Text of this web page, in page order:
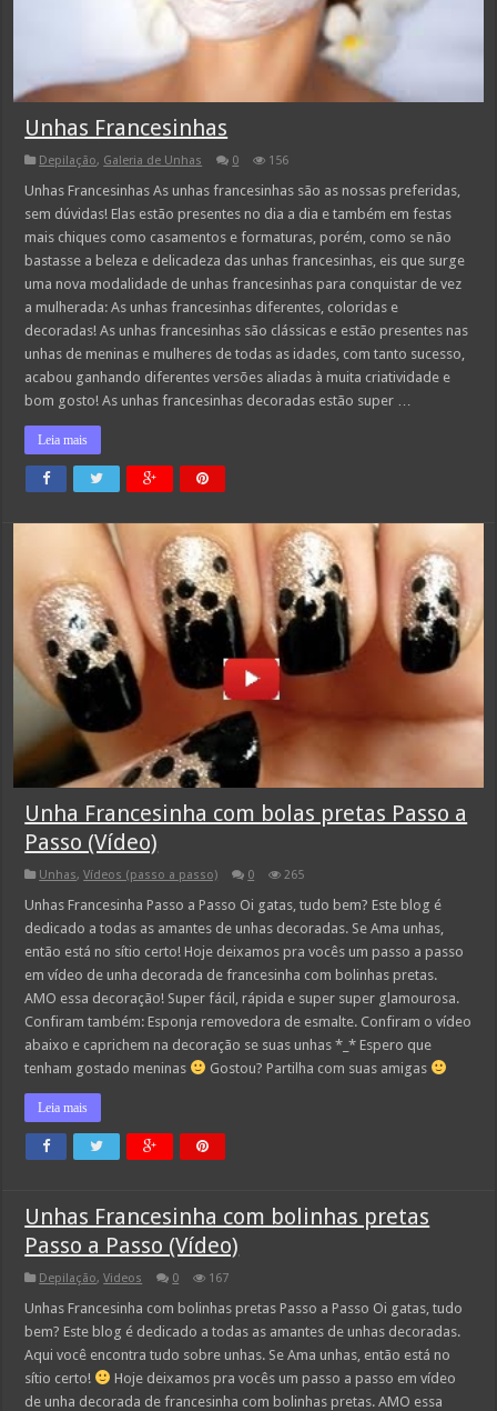
Unhas Francesinhas
Depilação, Galeria de Unhas 0 156
Unhas Francesinhas As unhas francesinhas são as nossas preferidas,
sem dúvidas! Elas estão presentes no dia a dia e também em festas
mais chiques como casamentos e formaturas, porém, como se não
bastasse a beleza e delicadeza das unhas francesinhas, eis que surge
uma nova modalidade de unhas francesinhas para conquistar de vez
a mulherada: As unhas francesinhas diferentes, coloridas e
decoradas! As unhas francesinhas são clássicas e estão presentes nas
unhas de meninas e mulheres de todas as idades, com tanto sucesso,
acabou ganhando diferentes versões aliadas à muita criatividade e
bom gosto! As unhas francesinhas decoradas estão super …
Leia mais
Unha Francesinha com bolas pretas Passo a
Passo (Vídeo)
Unhas,Vídeos (passo a passo) 0 265
Unhas Francesinha Passo a Passo Oi gatas, tudo bem? Este blog é
dedicado a todas as amantes de unhas decoradas. Se Ama unhas,
então está no sítio certo! Hoje deixamos pra vocês um passo a passo
em vídeo de unha decorada de francesinha com bolinhas pretas.
AMO essa decoração! Super fácil, rápida e super super glamourosa.
Confiram também: Esponja removedora de esmalte. Confiram o vídeo
abaixo e caprichem na decoração se suas unhas *_* Espero que
tenham gostado meninas
Gostou? Partilha com suas amigas
Leia mais
Unhas Francesinha com bolinhas pretas
Passo a Passo (Vídeo)
Depilação,Videos 0 167
Unhas Francesinha com bolinhas pretas Passo a Passo Oi gatas, tudo
bem? Este blog é dedicado a todas as amantes de unhas decoradas.
Aqui você encontra tudo sobre unhas. Se Ama unhas, então está no
sítio certo!
Hoje deixamos pra vocês um passo a passo em vídeo
de unha decorada de francesinha com bolinhas pretas. AMO essa